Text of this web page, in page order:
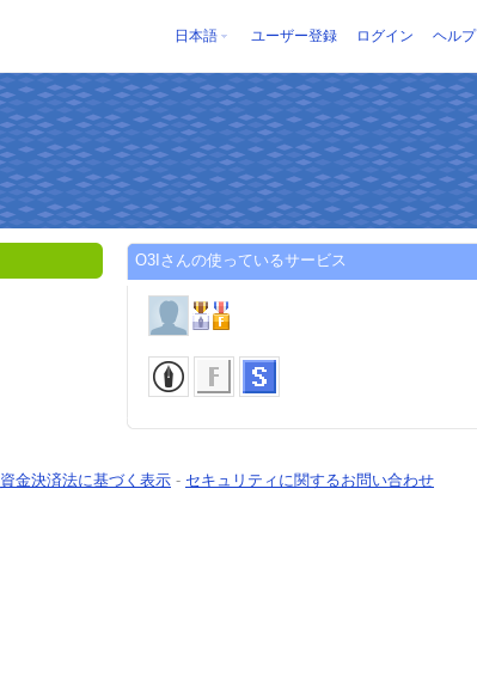
日本語 ユーザー登録 ログイン ヘルプ
O3Iさんの使っているサービス
資金決済法に基づく表示 - セキュリティに関するお問い合わせ